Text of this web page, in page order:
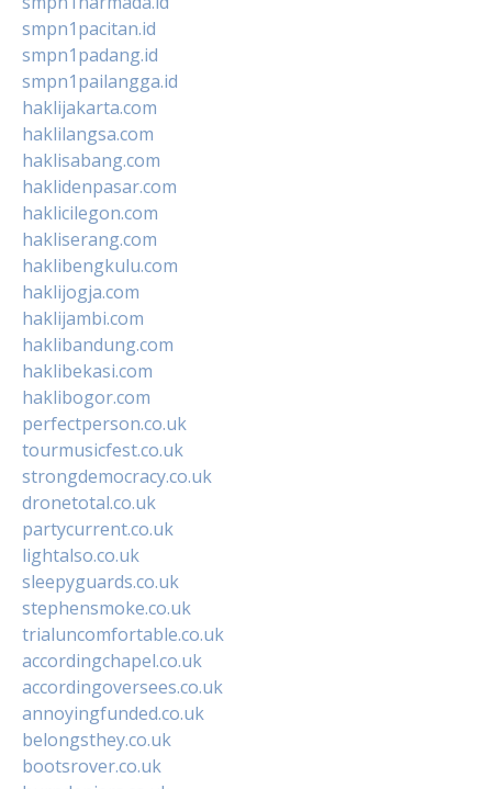
smpn1pacitan.id
smpn1padang.id
smpn1pailangga.id
haklijakarta.com
haklilangsa.com
haklisabang.com
haklidenpasar.com
haklicilegon.com
hakliserang.com
haklibengkulu.com
haklijogja.com
haklijambi.com
haklibandung.com
haklibekasi.com
haklibogor.com
perfectperson.co.uk
tourmusicfest.co.uk
strongdemocracy.co.uk
dronetotal.co.uk
partycurrent.co.uk
lightalso.co.uk
sleepyguards.co.uk
stephensmoke.co.uk
trialuncomfortable.co.uk
accordingchapel.co.uk
accordingoversees.co.uk
annoyingfunded.co.uk
belongsthey.co.uk
bootsrover.co.uk